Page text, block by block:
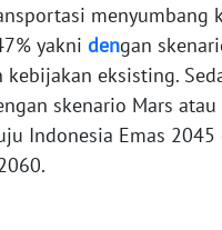
menyumbang
yakni dengan
kebijakan eksisting.
skenario Mars
Indonesia Emas 2045